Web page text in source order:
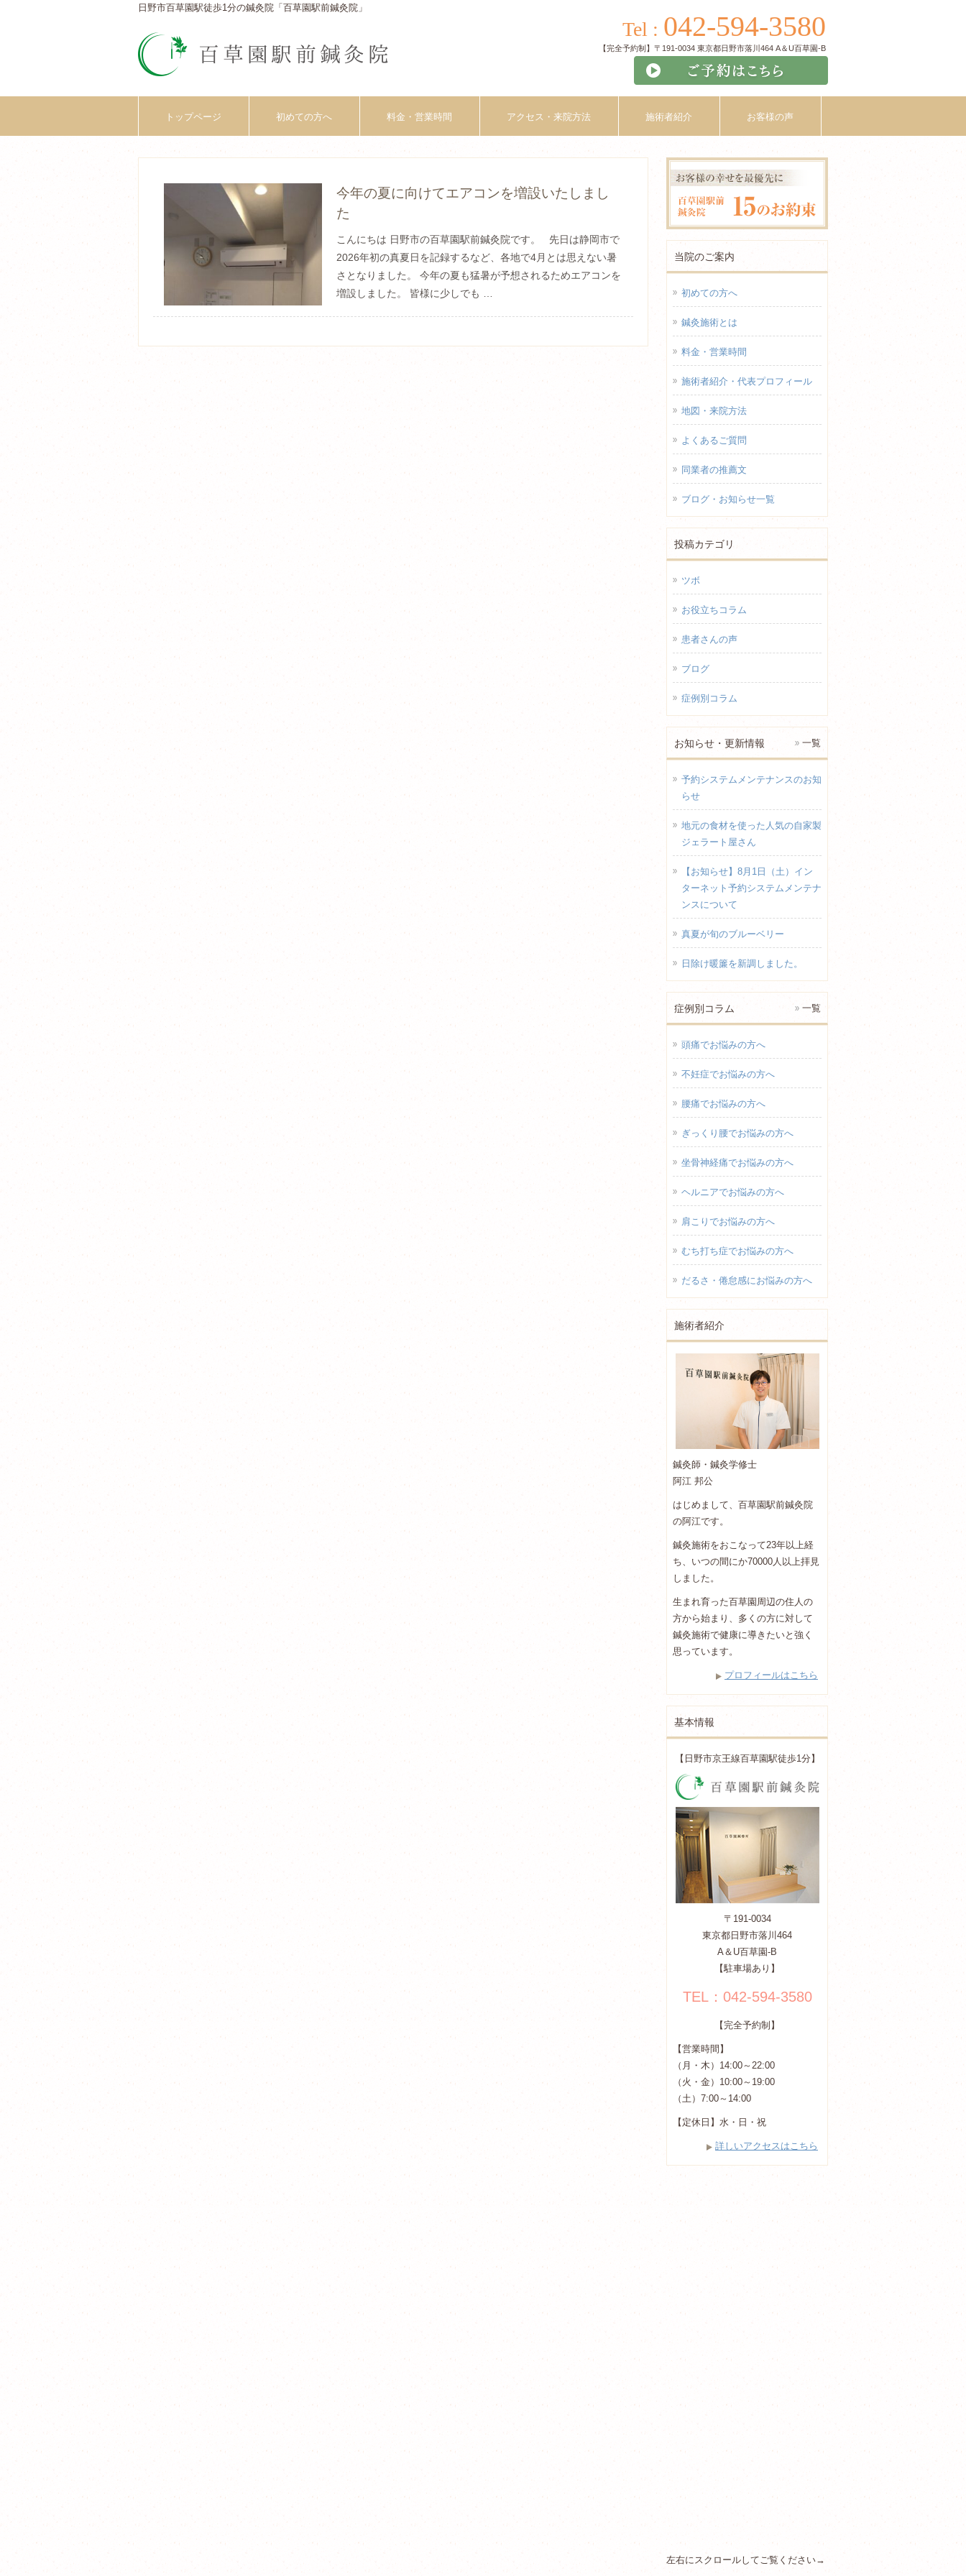
日野市百草園駅徒歩1分の鍼灸院「百草園駅前鍼灸院」
Tel : 042-594-3580
【完全予約制】〒191-0034 東京都日野市落川464 A＆U百草園-B
トップページ 初めての方へ 料金・営業時間 アクセス・来院方法 施術者紹介 お客様の声
今年の夏に向けてエアコンを増設いたしまし
た
こんにちは 日野市の百草園駅前鍼灸院です。 先日は静岡市で
2026年初の真夏日を記録するなど、各地で4月とは思えない暑
さとなりました。 今年の夏も猛暑が予想されるためエアコンを
増設しました。 皆様に少しでも …
当院のご案内
初めての方へ
鍼灸施術とは
料金・営業時間
施術者紹介・代表プロフィール
地図・来院方法
よくあるご質問
同業者の推薦文
ブログ・お知らせ一覧
投稿カテゴリ
ツボ
お役立ちコラム
患者さんの声
ブログ
症例別コラム
お知らせ・更新情報 一覧
予約システムメンテナンスのお知
らせ
地元の食材を使った人気の自家製
ジェラート屋さん
【お知らせ】8月1日（土）イン
ターネット予約システムメンテナ
ンスについて
真夏が旬のブルーベリー
日除け暖簾を新調しました。
症例別コラム 一覧
頭痛でお悩みの方へ
不妊症でお悩みの方へ
腰痛でお悩みの方へ
ぎっくり腰でお悩みの方へ
坐骨神経痛でお悩みの方へ
ヘルニアでお悩みの方へ
肩こりでお悩みの方へ
むち打ち症でお悩みの方へ
だるさ・倦怠感にお悩みの方へ
施術者紹介
鍼灸師・鍼灸学修士
阿江 邦公
はじめまして、百草園駅前鍼灸院
の阿江です。
鍼灸施術をおこなって23年以上経
ち、いつの間にか70000人以上拝見
しました。
生まれ育った百草園周辺の住人の
方から始まり、多くの方に対して
鍼灸施術で健康に導きたいと強く
思っています。
プロフィールはこちら
基本情報
【日野市京王線百草園駅徒歩1分】
〒191-0034
東京都日野市落川464
A＆U百草園-B
【駐車場あり】
TEL：042-594-3580
【完全予約制】
【営業時間】
（月・木）14:00～22:00
（火・金）10:00～19:00
（土）7:00～14:00
【定休日】水・日・祝
詳しいアクセスはこちら
左右にスクロールしてご覧ください→